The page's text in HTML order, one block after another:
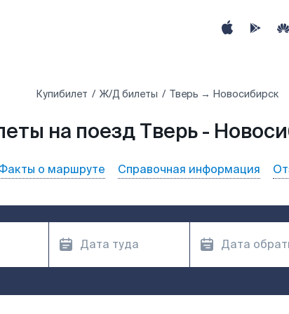
Купибилет Ж/Д билеты Тверь → Новосибирск
на поезд Тверь -
о маршруте Справочная информация